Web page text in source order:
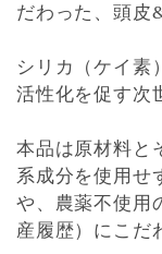
だわった、頭皮
シリカ（ケイ素
活性化を促す次
本品は原材料と
系成分を使用せ
や、農薬不使用
産履歴）にこだ